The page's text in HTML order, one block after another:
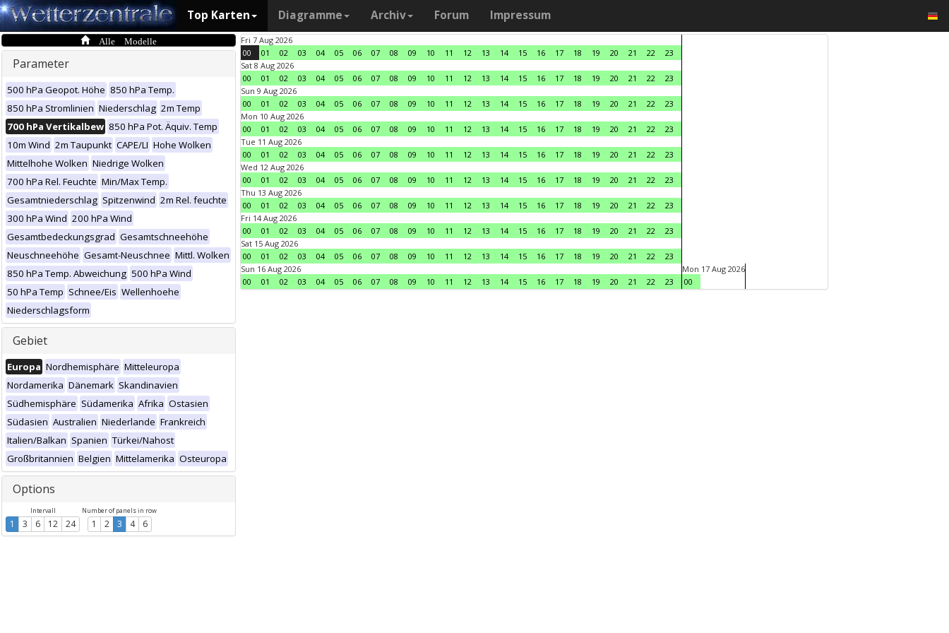
Top Karten Diagramme Archiv Forum Impressum
Alle Modelle
Parameter
500 hPa Geopot. Höhe 850 hPa Temp.
850 hPa Stromlinien Niederschlag 2m Temp
700 hPa Vertikalbew 850 hPa Pot. Äquiv. Temp
10m Wind 2m Taupunkt CAPE/LI Hohe Wolken
Mittelhohe Wolken Niedrige Wolken
700 hPa Rel. Feuchte Min/Max Temp.
Gesamtniederschlag Spitzenwind 2m Rel. feuchte
300 hPa Wind 200 hPa Wind
Gesamtbedeckungsgrad Gesamtschneehöhe
Neuschneehöhe Gesamt-Neuschnee Mittl. Wolken
850 hPa Temp. Abweichung 500 hPa Wind
50 hPa Temp Schnee/Eis Wellenhoehe
Niederschlagsform
Gebiet
Europa Nordhemisphäre Mitteleuropa
Nordamerika Dänemark Skandinavien
Südhemisphäre Südamerika Afrika Ostasien
Südasien Australien Niederlande Frankreich
Italien/Balkan Spanien Türkei/Nahost
Großbritannien Belgien Mittelamerika Osteuropa
Options
Intervall
1 3 6 12 24
Number of panels in row
1 2 3 4 6
Fri 7 Aug 2026
00
01 02 03 04 05 06 07 08 09 10 11 12 13 14 15 16 17 18 19 20 21 22
23
Sat 8 Aug 2026
00
01 02 03 04 05 06 07 08 09 10 11 12 13 14 15 16 17 18 19 20 21 22
23
Sun 9 Aug 2026
00
01 02 03 04 05 06 07 08 09 10 11 12 13 14 15 16 17 18 19 20 21 22
23
Mon 10 Aug 2026
00
01 02 03 04 05 06 07 08 09 10 11 12 13 14 15 16 17 18 19 20 21 22
23
Tue 11 Aug 2026
00
01 02 03 04 05 06 07 08 09 10 11 12 13 14 15 16 17 18 19 20 21 22
23
Wed 12 Aug 2026
00
01 02 03 04 05 06 07 08 09 10 11 12 13 14 15 16 17 18 19 20 21 22
23
Thu 13 Aug 2026
00
01 02 03 04 05 06 07 08 09 10 11 12 13 14 15 16 17 18 19 20 21 22
23
Fri 14 Aug 2026
00
01 02 03 04 05 06 07 08 09 10 11 12 13 14 15 16 17 18 19 20 21 22
23
Sat 15 Aug 2026
00
01 02 03 04 05 06 07 08 09 10 11 12 13 14 15 16 17 18 19 20 21 22
23
Sun 16 Aug 2026
00
01 02 03 04 05 06 07 08 09 10 11 12 13 14 15 16 17 18 19 20 21 22 23
Mon 17 Aug 2026
00